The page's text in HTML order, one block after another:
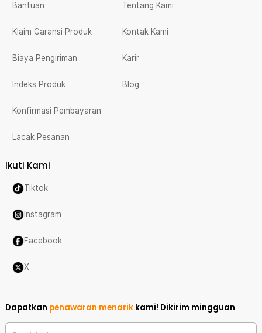
Bantuan
Klaim Garansi Produk
Biaya Pengiriman
Indeks Produk
Konfirmasi Pembayaran
Lacak Pesanan
Tentang Kami
Kontak Kami
Karir
Blog
Ikuti Kami
Tiktok
Instagram
Facebook
X
Dapatkan penawaran menarik kami! Dikirim mingguan